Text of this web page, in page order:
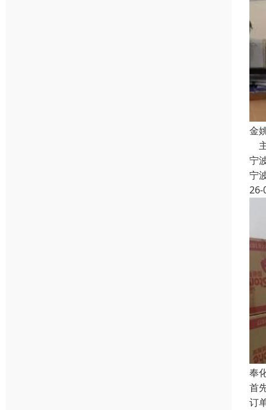
金
宁
宁
26-
奉
首
订